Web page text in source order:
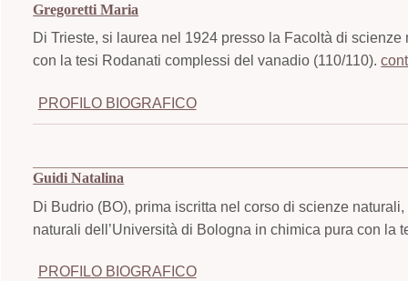
Gregoretti Maria
Di Trieste, si laurea nel 1924 presso la Facoltà di
con la tesi Rodanati complessi del vanadio (110/110).
PROFILO BIOGRAFICO
Guidi Natalina
Di Budrio (BO), prima iscritta nel corso di scienze
naturali dell’Università di Bologna in chimica pura con la
PROFILO BIOGRAFICO